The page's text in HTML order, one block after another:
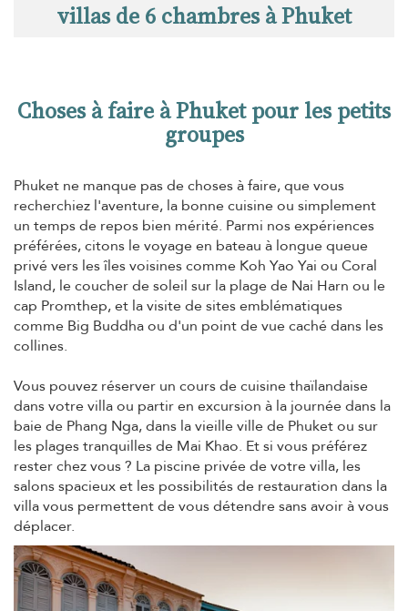
villas de 6 chambres à Phuket
Choses à faire à Phuket pour les petits
groupes
Phuket ne manque pas de choses à faire, que vous
recherchiez l'aventure, la bonne cuisine ou simplement
un temps de repos bien mérité. Parmi nos expériences
préférées, citons le voyage en bateau à longue queue
privé vers les îles voisines comme Koh Yao Yai ou Coral
Island, le coucher de soleil sur la plage de Nai Harn ou le
cap Promthep, et la visite de sites emblématiques
comme Big Buddha ou d'un point de vue caché dans les
collines.
Vous pouvez réserver un cours de cuisine thaïlandaise
dans votre villa ou partir en excursion à la journée dans la
baie de Phang Nga, dans la vieille ville de Phuket ou sur
les plages tranquilles de Mai Khao. Et si vous préférez
rester chez vous ? La piscine privée de votre villa, les
salons spacieux et les possibilités de restauration dans la
villa vous permettent de vous détendre sans avoir à vous
déplacer.